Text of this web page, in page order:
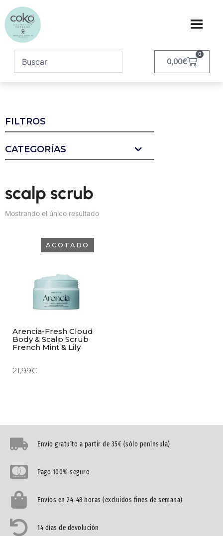
0,00€
0
FILTROS
CATEGORÍAS
scalp scrub
Mostrando el único resultado
AGOTADO
Arencia-Fresh Cloud
Body & Scalp Scrub
French Mint & Lily
21,99€
Envío gratuíto a partir de 35€ (sólo península)
Pago 100% seguro
Envíos en 24-48 horas (excluidos fines de semana)
14 días de devolución